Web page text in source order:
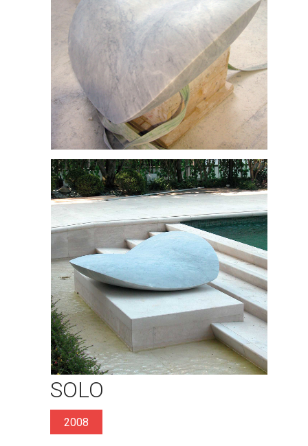
SOLO
2008